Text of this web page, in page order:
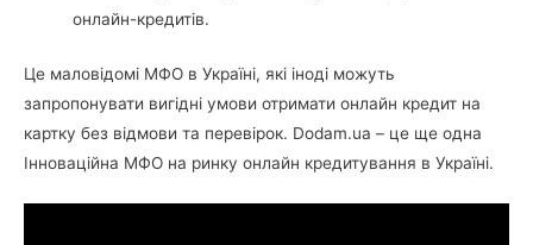
онлайн-кредитів.
Це маловідомі МФО в Україні, які іноді можуть
запропонувати вигідні умови отримати онлайн кредит на
картку без відмови та перевірок. Dodam.ua – це ще одна
Інноваційна МФО на ринку онлайн кредитування в Україні.